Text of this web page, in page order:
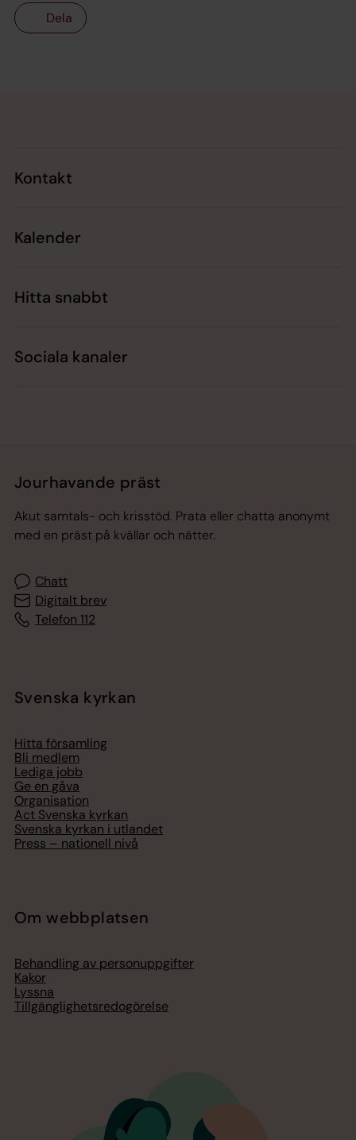
Dela
Kontakt
Kalender
Hitta snabbt
Sociala kanaler
Jourhavande präst
Akut samtals- och krisstöd. Prata eller chatta anonymt
med en präst på kvällar och nätter.
Chatt
Digitalt brev
Telefon 112
Svenska kyrkan
Hitta församling
Bli medlem
Lediga jobb
Ge en gåva
Organisation
Act Svenska kyrkan
Svenska kyrkan i utlandet
Press – nationell nivå
Om webbplatsen
Behandling av personuppgifter
Kakor
Lyssna
Tillgänglighetsredogörelse